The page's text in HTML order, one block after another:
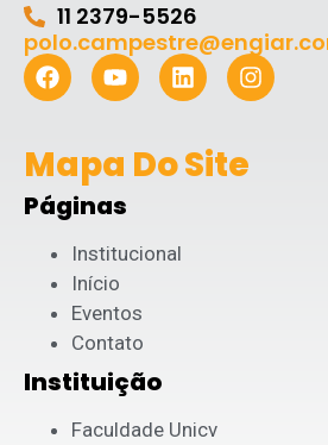
11 2379-5526
Mapa Do Site
Páginas
Institucional
Início
Eventos
Contato
Instituição
Faculdade Unicv